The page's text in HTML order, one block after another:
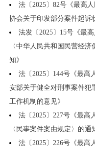
法〔2025〕82号《最高
协会关于印发部分案件起诉
法发〔2025〕15号《最
〈中华人民共和国民营经
知》
法〔2025〕144号《最高
安部关于健全对刑事案件犯
工作机制的意见》
法〔2025〕227号《最高
〈民事案件案由规定〉的通
法〔2025〕226号《最高